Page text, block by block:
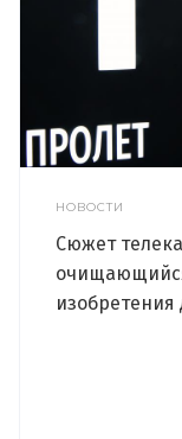
НОВОСТИ
Сюжет
изобретения